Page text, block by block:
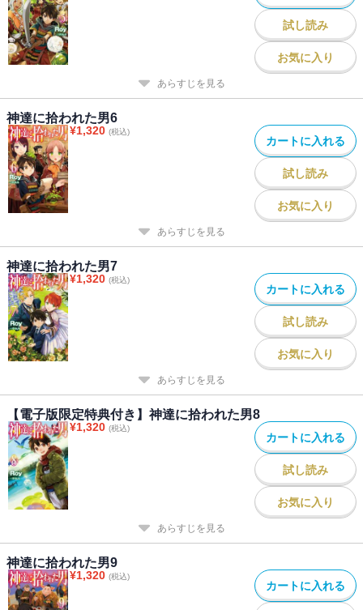
試し読み
お気に入り
あらすじを見る
神達に拾われた男6
¥1,320 (税込)
カートに入れる
試し読み
お気に入り
あらすじを見る
神達に拾われた男7
¥1,320 (税込)
カートに入れる
試し読み
お気に入り
あらすじを見る
【電子版限定特典付き】神達に拾われた男8
¥1,320 (税込)
カートに入れる
試し読み
お気に入り
あらすじを見る
神達に拾われた男9
¥1,320 (税込)
カートに入れる